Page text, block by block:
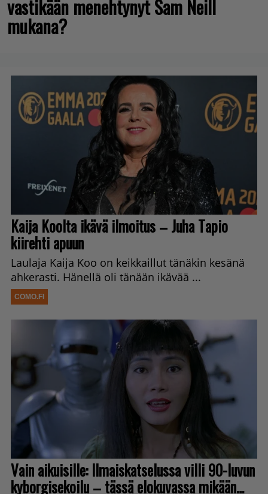
vastikään menehtynyt Sam Neill
mukana?